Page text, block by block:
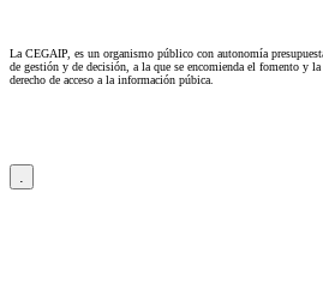
La CEGAIP, es un organismo público con autonomía
de gestión y de decisión, a la que se encomienda el fomento y
derecho de acceso a la información púbica.